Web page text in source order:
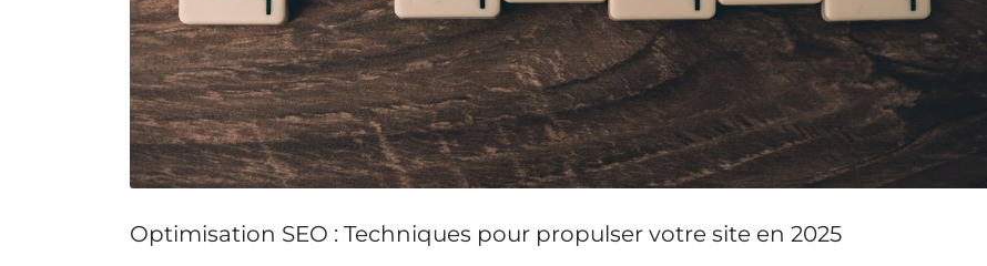
Optimisation SEO : Techniques pour propulser votre site en 2025